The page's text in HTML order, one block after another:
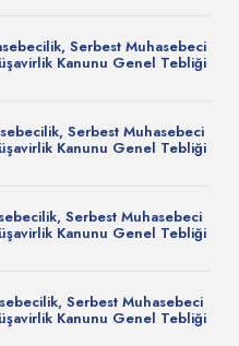
Serbest Muhasebeci
Kanunu Genel Tebliği
Serbest Muhasebeci
Kanunu Genel Tebliği
Serbest Muhasebeci
Kanunu Genel Tebliği
Serbest Muhasebeci
Kanunu Genel Tebliği